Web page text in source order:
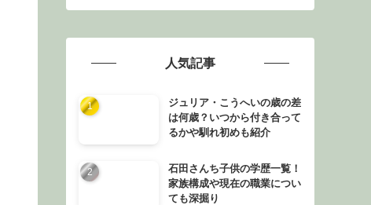
ブ
人気記事
ジュリア・こうへいの歳の差
は何歳？いつから付き合って
るかや馴れ初めも紹介
石田さんち子供の学歴一覧！
家族構成や現在の職業につい
ても深掘り